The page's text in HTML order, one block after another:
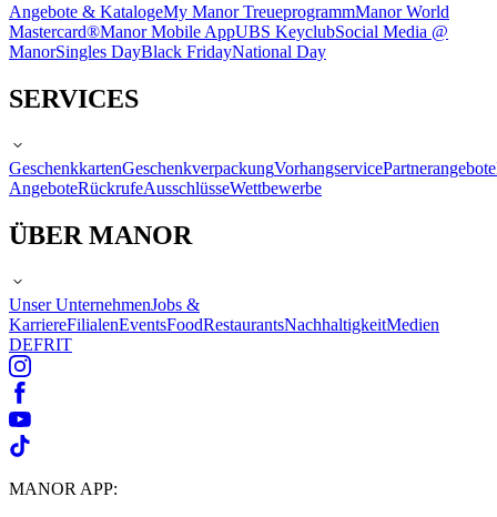
Angebote & KatalogeMy Manor TreueprogrammManor World
Mastercard®Manor Mobile AppUBS KeyclubSocial Media @
ManorSingles DayBlack FridayNational Day
SERVICES
GeschenkkartenGeschenkverpackungVorhangservicePartnerangebote
AngeboteRückrufeAusschlüsseWettbewerbe
ÜBER MANOR
Unser UnternehmenJobs &
KarriereFilialenEventsFoodRestaurantsNachhaltigkeitMedien
DEFRIT
MANOR APP: